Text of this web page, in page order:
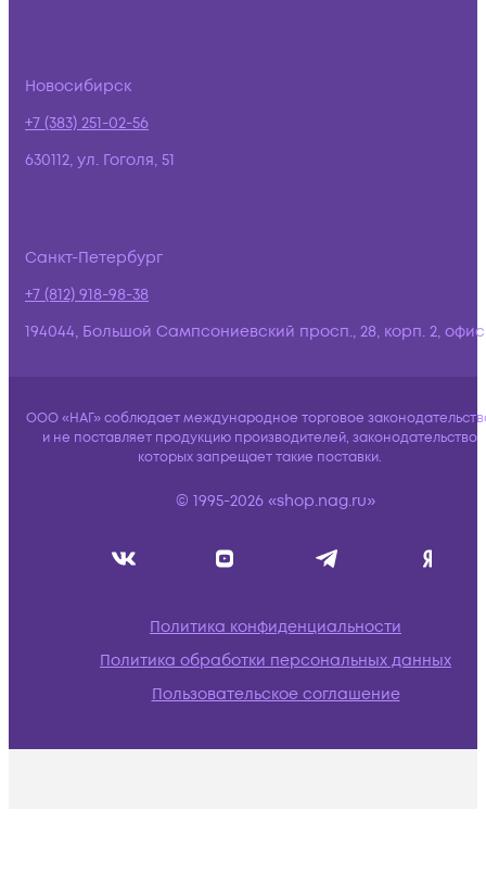
Новосибирск
+7 (383) 251-02-56
630112, ул. Гоголя, 51
Санкт-Петербург
+7 (812) 918-98-38
194044, Большой Сампсониевский просп., 28, корп. 2,
ООО «НАГ» соблюдает международное торговое
и не поставляет продукцию производителей, законодательство
которых запрещает такие поставки.
© 1995-2026 «shop.nag.ru»
Политика конфиденциальности
Политика обработки персональных данных
Пользовательское соглашение